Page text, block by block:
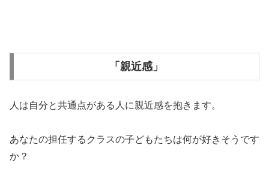
「親近感」
人は自分と共通点がある人に親近感を抱きます。
あなたの担任するクラスの子どもたちは何が好きそうです
か？